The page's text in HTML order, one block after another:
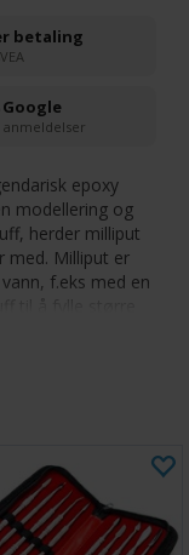
betaling
Google
anmeldelser
epoxy
modellering og
herder milliput
med. Milliput er
f.eks med en
til å fylle større
i etter herding.
Milliput i